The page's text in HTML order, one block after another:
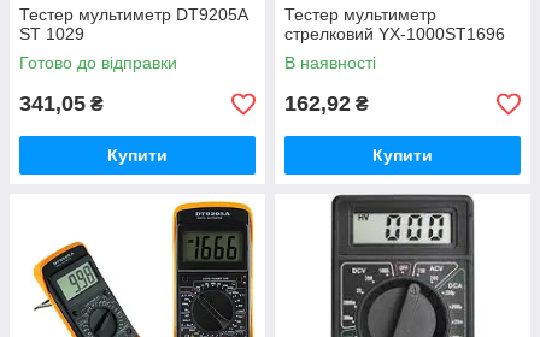
Тестер мультиметр DT9205A
ST 1029
Готово до відправки
341,05 ₴
Купити
Тестер мультиметр
стрелковий YX-1000ST1696
В наявності
162,92 ₴
Купити